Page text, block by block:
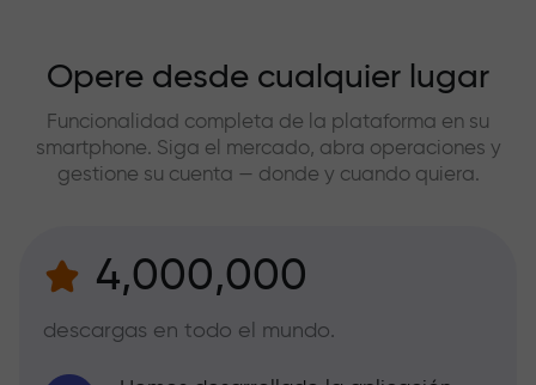
Opere desde cualquier lugar
Funcionalidad completa de la plataforma en su
smartphone. Siga el mercado, abra operaciones y
gestione su cuenta — donde y cuando quiera.
4,000,000
descargas en todo el mundo.